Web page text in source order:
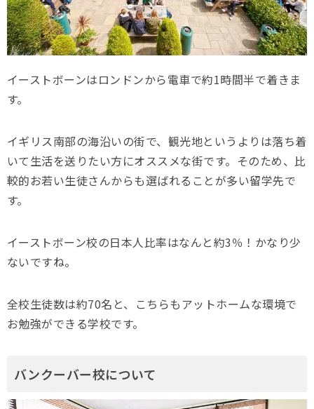
イーストボーンはロンドンから電車で約1時間半で着きま
す。
イギリス南部の海沿いの街で、観光地というよりは落ち着
いて生活を送りたい方にオススメな街です。そのため、比
較的お若い生徒さんからも選ばれることが多い留学先で
す。
イーストボーン校の日本人比率はなんと約3％！かなり少
ないですね。
全校生徒数は約70名と、こちらもアットホームな環境で
お勉強ができる学校です。
バンクーバー校について